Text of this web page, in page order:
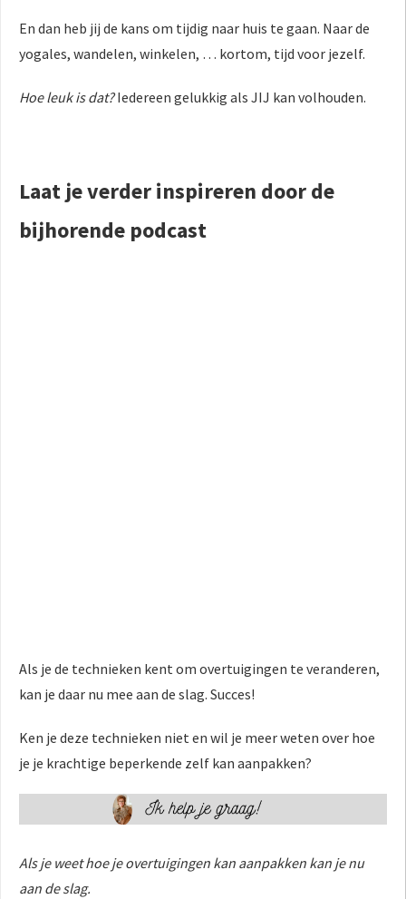
En dan heb jij de kans om tijdig naar huis te gaan. Naar de
yogales, wandelen, winkelen, … kortom, tijd voor jezelf.
Hoe leuk is dat?Iedereen gelukkig als JIJ kan volhouden.
Laat je verder inspireren door de
bijhorende podcast
Als je de technieken kent om overtuigingen te veranderen,
kan je daar nu mee aan de slag. Succes!
Ken je deze technieken niet en wil je meer weten over hoe
je je krachtige beperkende zelf kan aanpakken?
Als je weet hoe je overtuigingen kan aanpakken kan je nu
aan de slag.